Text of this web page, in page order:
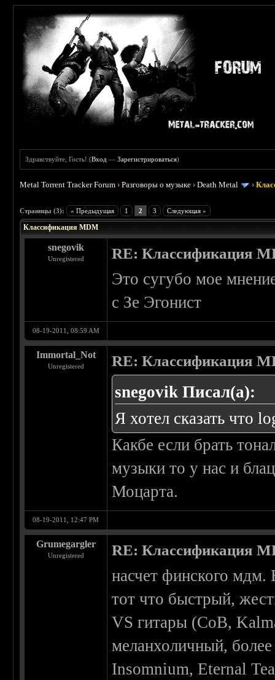
Здравствуйте, Гость! (Вход —Зарегистрироваться)
Metal Torrent Tracker Forum ›Разговоры о музыке ›Death Metal ›
Страницы (3): « Предыдущая 1 2 3 Следующая »
Классификация MDM
snegovik
Unregistered RE: Классификация
Это сугубо мое
с Зе Эгонист
08-19-2011, 08:59 AM
Immortal_Not
Unregistered RE: Классификация
snegovik Писал(а):
Я хотел сказать что
Какбе если брать
музыки то у нас и
Моцарта.
08-19-2011, 12:47 PM
Grumegargler
Unregistered RE: Классификация
насчет финского мдм.
тот что быстрый,
VS гитары (CoB,
меланхоличный,
Insomnium, Eternal